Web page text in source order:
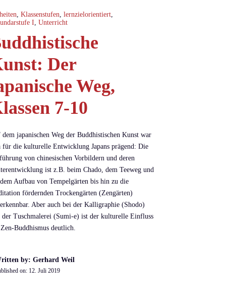
,Klassenstufen ,lernzielorientiert
I ,Unterricht
Der
Weg,
7-10
dem japanischen Weg der Buddhistischen Kunst war
für die kulturelle Entwicklung Japans prägend: Die
von chinesischen Vorbildern und deren
ist z.B. beim Chado, dem Teeweg und
Aufbau von Tempelgärten bis hin zu die
fördernden Trockengärten (Zengärten)
Aber auch bei der Kalligraphie (Shodo)
der Tuschmalerei (Sumi-e) ist der kulturelle Einfluss
Buddhismus deutlich.
by: Gerhard Weil
on: 12. Juli 2019